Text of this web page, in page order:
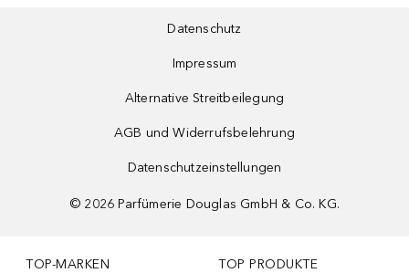
Datenschutz
Impressum
Alternative Streitbeilegung
AGB und Widerrufsbelehrung
Datenschutzeinstellungen
© 2026 Parfümerie Douglas GmbH & Co. KG.
TOP-MARKEN TOP PRODUKTE